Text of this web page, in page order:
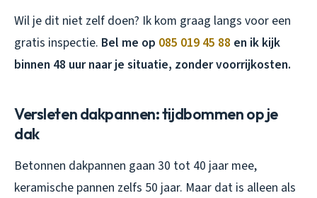
Wil je dit niet zelf doen? Ik kom graag langs voor een
gratis inspectie. Bel me op 085 019 45 88 en ik kijk
binnen 48 uur naar je situatie, zonder voorrijkosten.
Versleten dakpannen: tijdbommen op je
dak
Betonnen dakpannen gaan 30 tot 40 jaar mee,
keramische pannen zelfs 50 jaar. Maar dat is alleen als